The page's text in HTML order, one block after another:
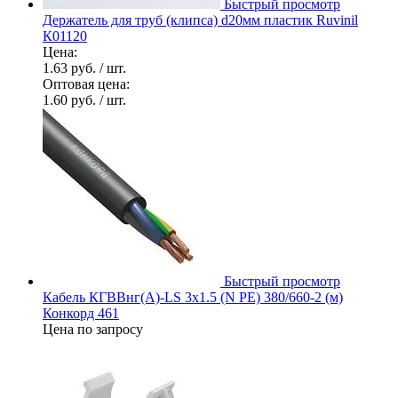
Быстрый просмотр
Держатель для труб (клипса) d20мм пластик Ruvinil
К01120
Цена:
1.63 руб. / шт.
Оптовая цена:
1.60 руб. / шт.
Быстрый просмотр
Кабель КГВВнг(А)-LS 3х1.5 (N PE) 380/660-2 (м)
Конкорд 461
Цена по запросу